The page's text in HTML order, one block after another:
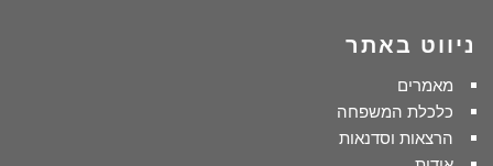
ניווט באתר
מאמרים
כלכלת המשפחה
הרצאות וסדנאות